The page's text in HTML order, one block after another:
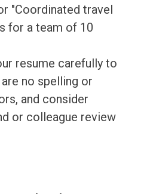
"Coordinated travel
for a team of 10
resume carefully to
no spelling or
and consider
or colleague review